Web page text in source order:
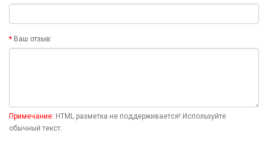
Ваш отзыв:
Примечание: HTML разметка не поддерживается! Используйте
обычный текст.